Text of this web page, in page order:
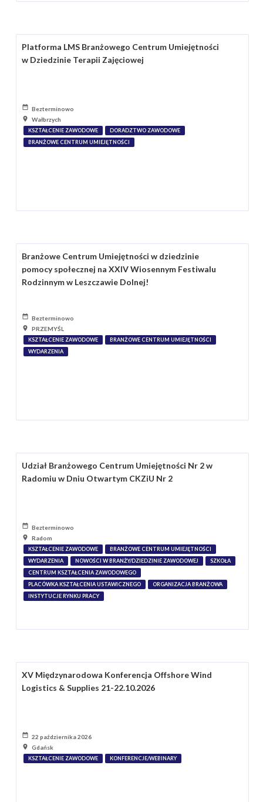
Platforma LMS Branżowego Centrum Umiejętności
w Dziedzinie Terapii Zajęciowej
Bezterminowo
Wałbrzych
KSZTAŁCENIE ZAWODOWE
DORADZTWO ZAWODOWE
BRANŻOWE CENTRUM UMIEJĘTNOŚCI
Branżowe Centrum Umiejętności w dziedzinie
pomocy społecznej na XXIV Wiosennym Festiwalu
Rodzinnym w Leszczawie Dolnej!
Bezterminowo
PRZEMYŚL
KSZTAŁCENIE ZAWODOWE
BRANŻOWE CENTRUM UMIEJĘTNOŚCI
WYDARZENIA
Udział Branżowego Centrum Umiejętności Nr 2 w
Radomiu w Dniu Otwartym CKZiU Nr 2
Bezterminowo
Radom
KSZTAŁCENIE ZAWODOWE
BRANŻOWE CENTRUM UMIEJĘTNOŚCI
WYDARZENIA
NOWOŚCI W BRANŻY/DZIEDZINIE ZAWODOWEJ
SZKOŁA
CENTRUM KSZTAŁCENIA ZAWODOWEGO
PLACÓWKA KSZTAŁCENIA USTAWICZNEGO
ORGANIZACJA BRANŻOWA
INSTYTUCJE RYNKU PRACY
XV Międzynarodowa Konferencja Offshore Wind
Logistics & Supplies 21-22.10.2026
22 października 2026
Gdańsk
KSZTAŁCENIE ZAWODOWE KONFERENCJE/WEBINARY